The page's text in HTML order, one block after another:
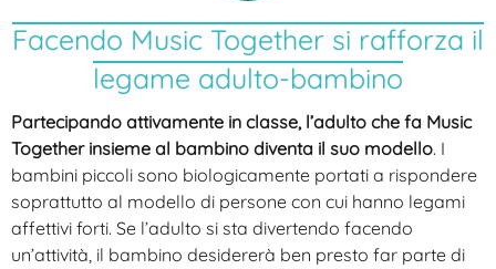
Facendo Music Together si rafforza il
legame adulto-bambino
Partecipando attivamente in classe, l’adulto che fa Music
Together insieme al bambino diventa il suo modello. I
bambini piccoli sono biologicamente portati a rispondere
soprattutto al modello di persone con cui hanno legami
affettivi forti. Se l’adulto si sta divertendo facendo
un’attività, il bambino desidererà ben presto far parte di